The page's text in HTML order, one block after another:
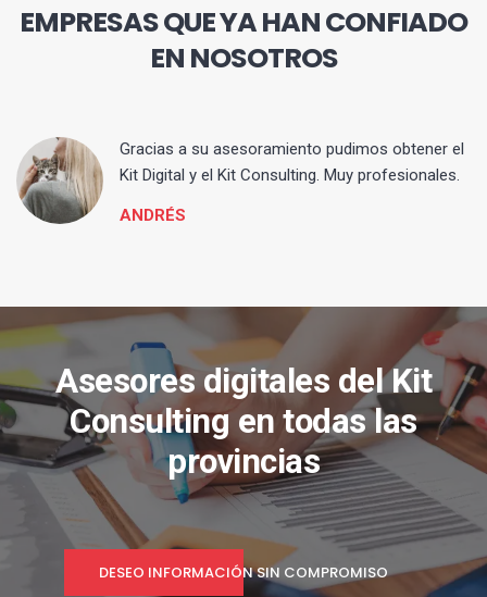
EMPRESAS QUE YA HAN CONFIADO
EN NOSOTROS
Gracias a su asesoramiento pudimos obtener el
Kit Digital y el Kit Consulting. Muy profesionales.
ANDRÉS
Asesores digitales del Kit
Consulting en todas las
provincias
DESEO INFORMACIÓN SIN COMPROMISO